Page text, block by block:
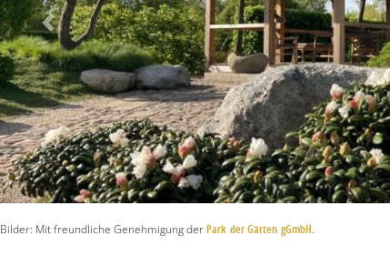
Vorheriges
Bilder: Mit freundliche Genehmigung derPark der Gärten gGmbH.